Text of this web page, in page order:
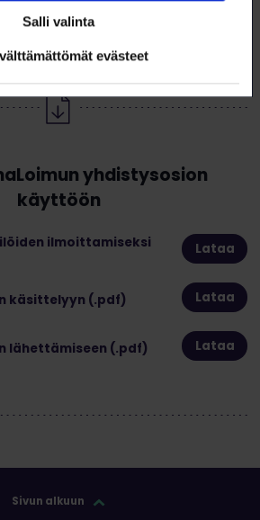
Salli valinta
evästeet
yhdistyksille, lokakuu 2023
yhdistysosion
käyttöön
ilmoittamiseksi
Lataa
käsittelyyn (.pdf) Lataa
lähettämiseen (.pdf) Lataa
Sivun alkuun